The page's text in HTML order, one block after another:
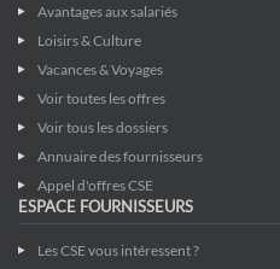
Avantages aux salariés
Loisirs & Culture
Vacances & Voyages
Voir toutes les offres
Voir tous les dossiers
Annuaire des fournisseurs
Appel d'offres CSE
ESPACE FOURNISSEURS
Les CSE vous intéressent ?